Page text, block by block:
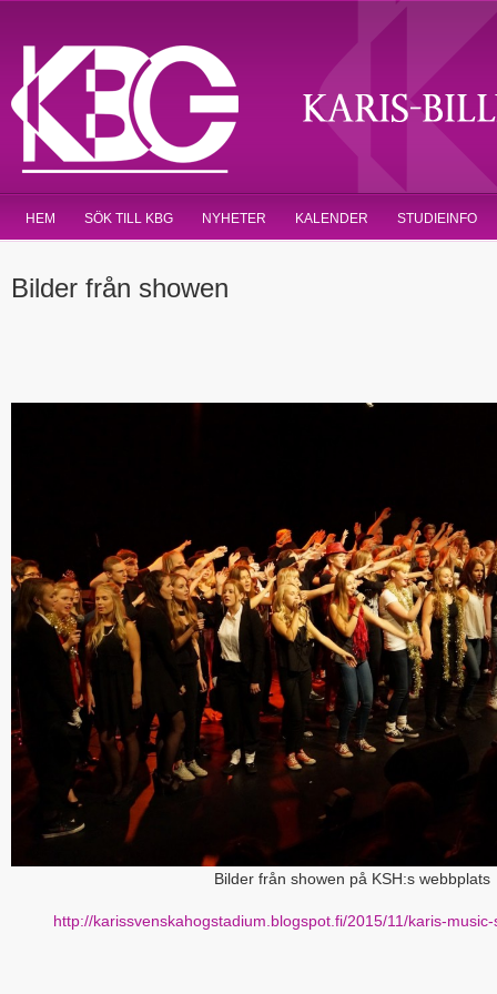
HEM SÖK TILL KBG NYHETER KALENDER STUDIEINFO
Bilder från showen
Bilder från showen på KSH:s webbplats
http://karissvenskahogstadium.blogspot.fi/2015/11/karis-